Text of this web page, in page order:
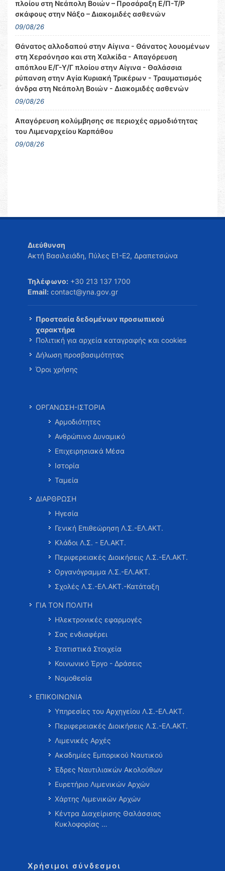
πλοίου στη Νεάπολη Βοιών – Προσάραξη Ε/Π-Τ/Ρ
σκάφους στην Νάξο – Διακομιδές ασθενών
09/08/26
Θάνατος αλλοδαπού στην Αίγινα - Θάνατος λουομένων
στη Χερσόνησο και στη Χαλκίδα - Απαγόρευση
απόπλου Ε/Γ-Υ/Γ πλοίου στην Αίγινα - Θαλάσσια
ρύπανση στην Αγία Κυριακή Τρικέρων - Τραυματισμός
άνδρα στη Νεάπολη Βοιών - Διακομιδές ασθενών
09/08/26
Απαγόρευση κολύμβησης σε περιοχές αρμοδιότητας
του Λιμεναρχείου Καρπάθου
09/08/26
Διεύθυνση
Ακτή Βασιλειάδη, Πύλες Ε1-Ε2, Δραπετσώνα
Τηλέφωνο: +30 213 137 1700
Email: contact@yna.gov.gr
Προστασία δεδομένων προσωπικού
χαρακτήρα
Πολιτική για αρχεία καταγραφής και cookies
Δήλωση προσβασιμότητας
Όροι χρήσης
ΟΡΓΑΝΩΣΗ-ΙΣΤΟΡΙΑ
Αρμοδιότητες
Ανθρώπινο Δυναμικό
Επιχειρησιακά Μέσα
Ιστορία
Ταμεία
ΔΙΑΡΘΡΩΣΗ
Ηγεσία
Γενική Επιθεώρηση Λ.Σ.-ΕΛ.ΑΚΤ.
Κλάδοι Λ.Σ. - ΕΛ.ΑΚΤ.
Περιφερειακές Διοικήσεις Λ.Σ.-ΕΛ.ΑΚΤ.
Οργανόγραμμα Λ.Σ.-ΕΛ.ΑΚΤ.
Σχολές Λ.Σ.-ΕΛ.ΑΚΤ.-Κατάταξη
ΓΙΑ ΤΟΝ ΠΟΛΙΤΗ
Ηλεκτρονικές εφαρμογές
Σας ενδιαφέρει
Στατιστικά Στοιχεία
Κοινωνικό Έργο - Δράσεις
Νομοθεσία
ΕΠΙΚΟΙΝΩΝΙΑ
Υπηρεσίες του Αρχηγείου Λ.Σ.-ΕΛ.ΑΚΤ.
Περιφερειακές Διοικήσεις Λ.Σ.-ΕΛ.ΑΚΤ.
Λιμενικές Αρχές
Ακαδημίες Εμπορικού Ναυτικού
Έδρες Ναυτιλιακών Ακολούθων
Ευρετήριο Λιμενικών Αρχών
Χάρτης Λιμενικών Αρχών
Κέντρα Διαχείρισης Θαλάσσιας
Κυκλοφορίας …
Χρήσιμοι σύνδεσμοι